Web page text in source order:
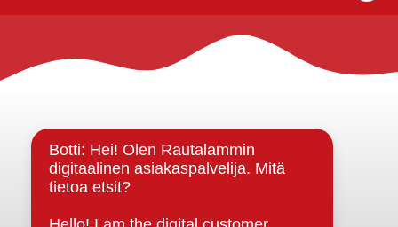
Rautalammin kunta
Strategiat, ohjelmat, ohjeet, suunnitelmat, säännöt ja
sopimukset
Asiakirjajulkisuuskuvaus
Evästeet